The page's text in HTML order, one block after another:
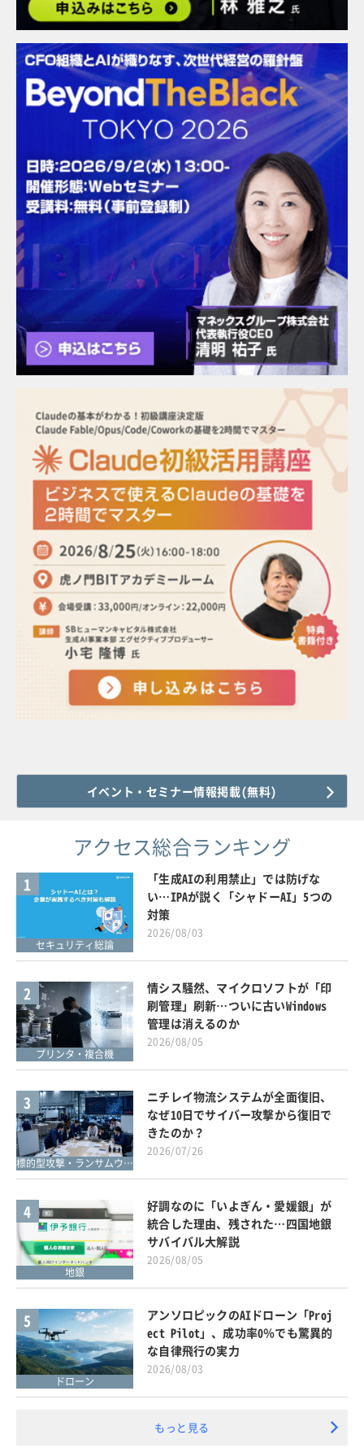
イベント・セミナー情報掲載(無料)
アクセス総合ランキング
1
セキュリティ総論
「生成AIの利用禁止」では防げな
い…IPAが説く「シャドーAI」5つの
対策
2026/08/03
2
プリンタ・複合機
情シス騒然、マイクロソフトが「印
刷管理」刷新…ついに古いWindows
管理は消えるのか
2026/08/05
3
標的型攻撃・ランサムウェア対策
ニチレイ物流システムが全面復旧、
なぜ10日でサイバー攻撃から復旧で
きたのか？
2026/07/26
4
地銀
好調なのに「いよぎん・愛媛銀」が
統合した理由、残された…四国地銀
サバイバル大解説
2026/08/05
5
ドローン
アンソロピックのAIドローン「Proj
ect Pilot」、成功率0％でも驚異的
な自律飛行の実力
2026/08/03
もっと見る